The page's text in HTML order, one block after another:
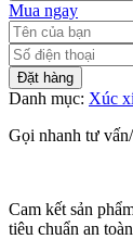
Mua ngay
Đặt hàng
Danh mục: Xúc
Gọi nhanh tư
Cam kết sản
tiêu chuẩn an